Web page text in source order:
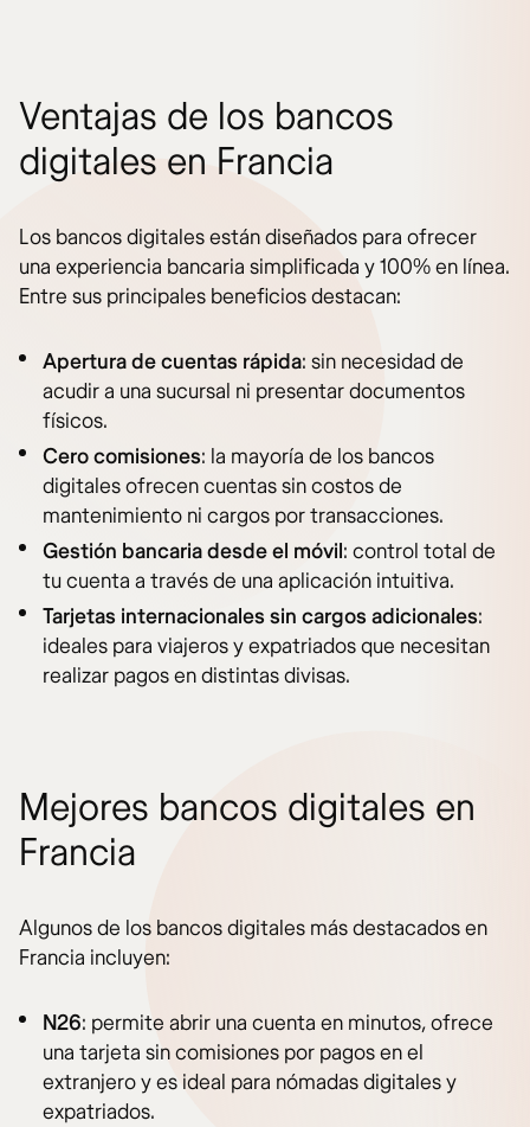
Ventajas de los bancos
digitales en Francia
Los bancos digitales están diseñados para ofrecer
una experiencia bancaria simplificada y 100% en línea.
Entre sus principales beneficios destacan:
Apertura de cuentas rápida: sin necesidad de
acudir a una sucursal ni presentar documentos
físicos.
Cero comisiones: la mayoría de los bancos
digitales ofrecen cuentas sin costos de
mantenimiento ni cargos por transacciones.
Gestión bancaria desde el móvil: control total de
tu cuenta a través de una aplicación intuitiva.
Tarjetas internacionales sin cargos adicionales:
ideales para viajeros y expatriados que necesitan
realizar pagos en distintas divisas.
Mejores bancos digitales en
Francia
Algunos de los bancos digitales más destacados en
Francia incluyen:
N26: permite abrir una cuenta en minutos, ofrece
una tarjeta sin comisiones por pagos en el
extranjero y es ideal para nómadas digitales y
expatriados.